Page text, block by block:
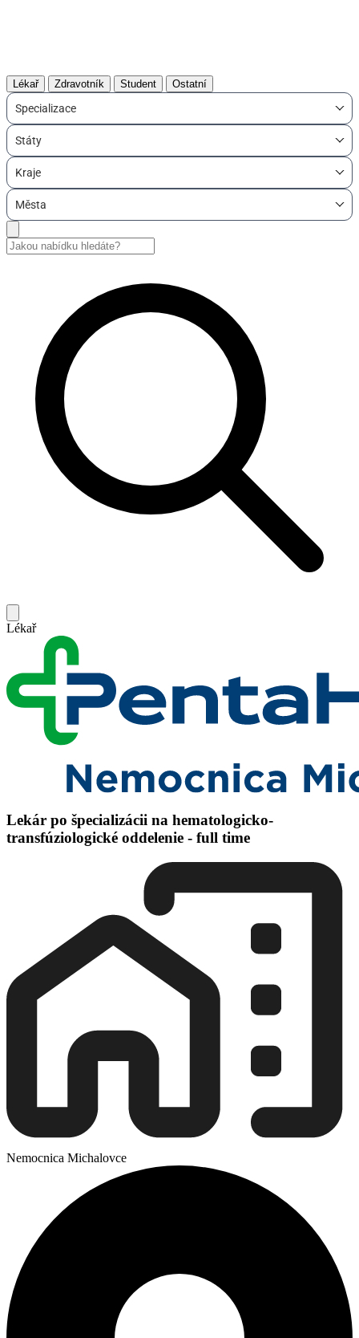
Lékař Zdravotník Student Ostatní
Specializace
Státy
Kraje
Města
Lékař
Lekár po špecializácii na hematologicko-
transfúziologické oddelenie - full time
Nemocnica Michalovce